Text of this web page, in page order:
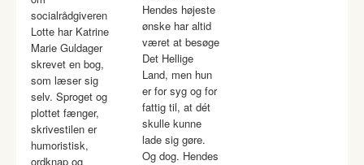
socialrådgiveren
Lotte har Katrine
Marie Guldager
skrevet en bog,
som læser sig
selv. Sproget og
plottet fænger,
skrivestilen er
humoristisk,
ordknap og
Hendes højeste
ønske har altid
været at besøge
Det Hellige
Land, men hun
er for syg og for
fattig til, at dét
skulle kunne
lade sig gøre.
Og dog. Hendes